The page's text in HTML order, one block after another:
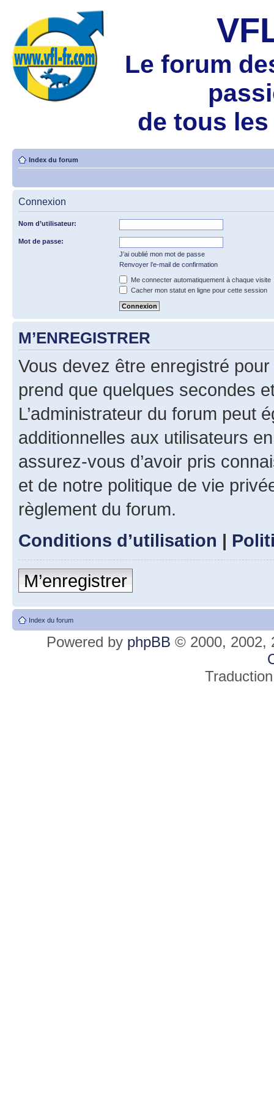
Le forum
de tous
Index du forum
Connexion
Nom d’utilisateur:
Mot de passe:
J’ai oublié mon mot de passe
Renvoyer l’e-mail de confirmation
Me connecter automatiquement à chaque visite
Cacher mon statut en ligne pour cette session
M’ENREGISTRER
Vous devez être enregistré
prend que quelques secondes
L’administrateur du forum peut
additionnelles aux utilisateurs
assurez-vous d’avoir pris
et de notre politique de vie
règlement du forum.
Conditions d’utilisation |
M’enregistrer
Index du forum
Powered by phpBB © 2000, 2002,